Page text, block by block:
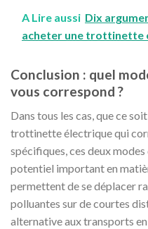
A Lire aussi Dix
acheter une trottinette
Conclusion : quel
vous correspond ?
Dans tous les cas, que ce
trottinette électrique qui
spécifiques, ces deux
potentiel important en
permettent de se déplacer
polluantes sur de courtes
alternative aux transports